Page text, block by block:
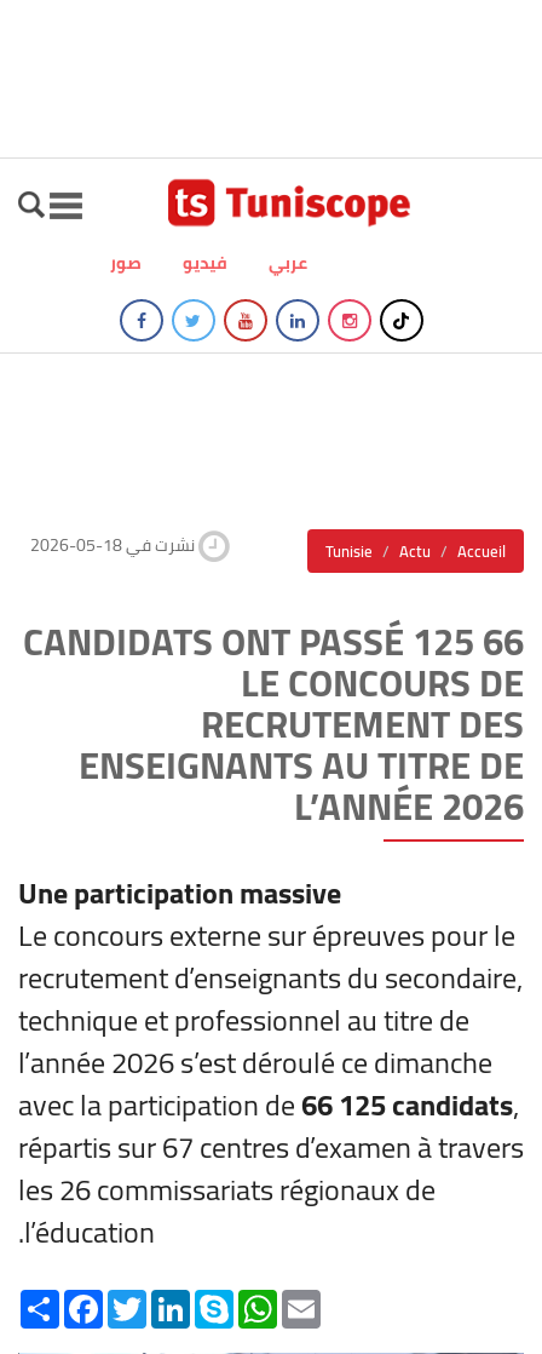
صور فيديو عربي
Tunisie Actu Accueil 2026-05-18 نشرت في
66 125 CANDIDATS ONT PASSÉ
LE CONCOURS DE
RECRUTEMENT DES
ENSEIGNANTS AU TITRE DE
L’ANNÉE 2026
Une participation massive
Le concours externe sur épreuves pour le
recrutement d’enseignants du secondaire,
technique et professionnel au titre de
l’année 2026 s’est déroulé ce dimanche
avec la participation de66 125 candidats,
répartis sur 67 centres d’examen à travers
les 26 commissariats régionaux de
l’éducation.
Share
FacebookTwitterLinkedInSkype
WhatsAppEmail